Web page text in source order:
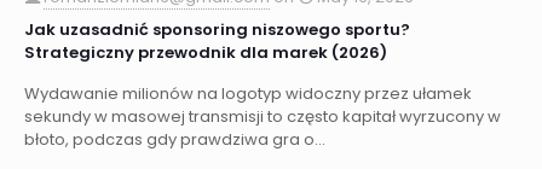
Jak uzasadnić sponsoring niszowego sportu?
Strategiczny przewodnik dla marek (2026)
Wydawanie milionów na logotyp widoczny przez ułamek
sekundy w masowej transmisji to często kapitał wyrzucony w
błoto, podczas gdy prawdziwa gra o...